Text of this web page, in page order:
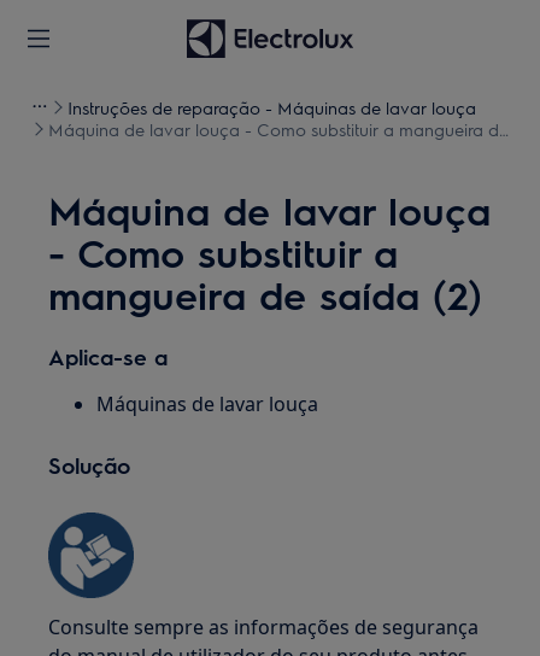
Instruções de reparação - Máquinas de lavar louça
Máquina de lavar louça - Como substituir a mangueira de
Máquina de lavar louça
- Como substituir a
mangueira de saída (2)
Aplica-se a
Máquinas de lavar louça
Solução
Consulte sempre as informações de segurança